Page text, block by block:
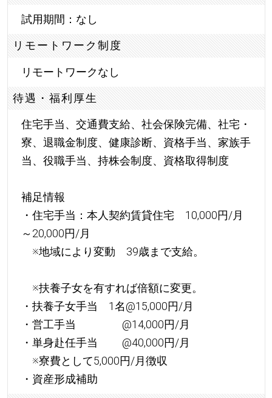
試用期間：なし
リモートワーク制度
リモートワークなし
待遇・福利厚生
住宅手当、交通費支給、社会保険完備、社宅・
寮、退職金制度、健康診断、資格手当、家族手
当、役職手当、持株会制度、資格取得制度
補足情報
・住宅手当：本人契約賃貸住宅 10,000円/月
～20,000円/月
※地域により変動 39歳まで支給。
※扶養子女を有すれば倍額に変更。
・扶養子女手当 1名@15,000円/月
・営工手当 @14,000円/月
・単身赴任手当 @40,000円/月
※寮費として5,000円/月徴収
・資産形成補助